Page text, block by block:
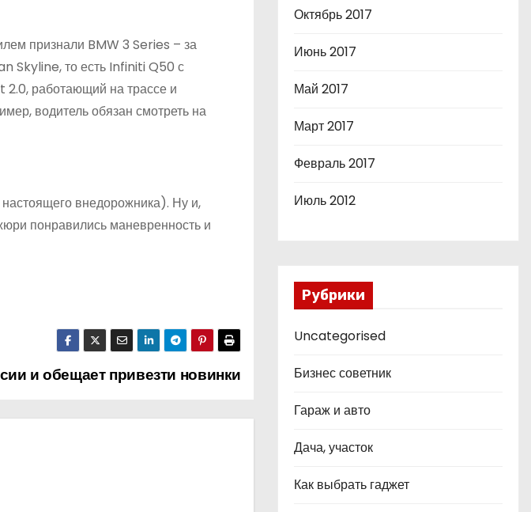
признали BMW 3 Series – за
Skyline, то есть Infiniti Q50 с
2.0, работающий на трассе и
водитель обязан смотреть на
внедорожника). Ну и,
понравились маневренность и
и обещает привезти новинки
Октябрь 2017
Июнь 2017
Май 2017
Март 2017
Февраль 2017
Июль 2012
Рубрики
Uncategorised
Бизнес советник
Гараж и авто
Дача, участок
Как выбрать гаджет